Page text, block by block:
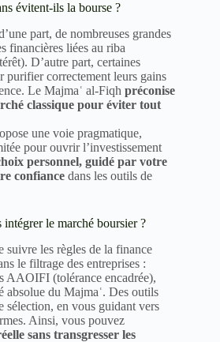
évitent-ils la bourse ?
part, de nombreuses grandes
financières liées au riba
D’autre part, certaines
purifier correctement leurs gains
Le Majmaʿ al-Fiqh préconise
classique pour éviter tout
une voie pragmatique,
pour ouvrir l’investissement
personnel, guidé par votre
confiance dans les outils de
le marché boursier ?
les règles de la finance
le filtrage des entreprises :
AAOIFI (tolérance encadrée),
absolue du Majmaʿ. Des outils
sélection, en vous guidant vers
Ainsi, vous pouvez
sans transgresser les